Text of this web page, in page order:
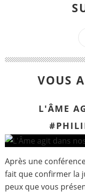
VOUS
L'ÂME
Après une
fait que confirmer la
peux que vous